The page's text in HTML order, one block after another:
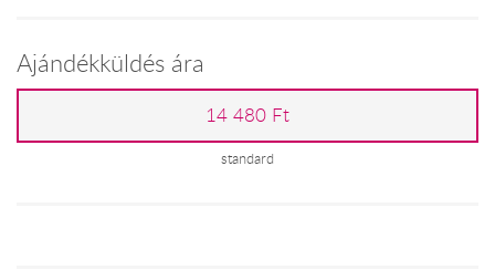
Ajándékküldés ára
14 480 Ft
standard